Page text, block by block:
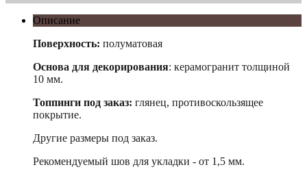
Описание
Поверхность: полуматовая
Основа для декорирования: керамогранит толщиной
10 мм.
Топпинги под заказ: глянец, противоскользящее
покрытие.
Другие размеры под заказ.
Рекомендуемый шов для укладки - от 1,5 мм.